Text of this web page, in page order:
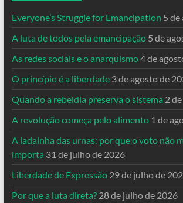
Everyone’s Struggle for Emancipation 5 de
A luta de todos pela emancipação 5 de
As redes sociais e o anarquismo4 de
O princípio é a liberdade 3 de agosto de
Quando a rebeldia preserva o sistema 2
A revolução começa pelo alimento 1 de
A ladainha das urnas: por que o voto não
importa 31 de julho de 2026
Liberdade de Expressão 29 de julho de
Por que a luta direta? 28 de julho de 2026